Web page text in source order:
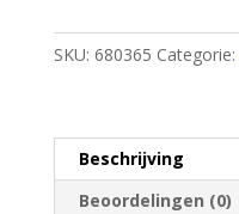
aantal
SKU: 680365 Categorie:
Beschrijving
Beoordelingen (0)